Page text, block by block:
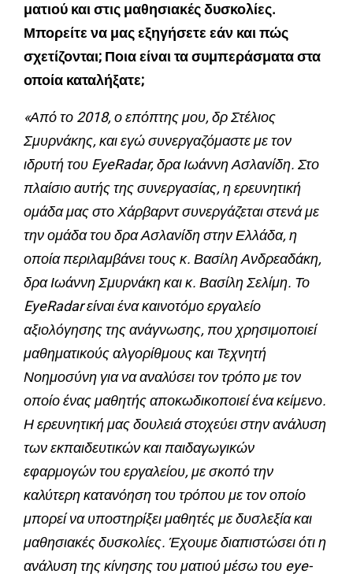
ματιού και στις μαθησιακές δυσκολίες.
Μπορείτε να μας εξηγήσετε εάν και πώς
σχετίζονται; Ποια είναι τα συμπεράσματα στα
οποία καταλήξατε;
«Από το 2018, ο επόπτης μου, δρ Στέλιος
Σμυρνάκης, και εγώ συνεργαζόμαστε με τον
ιδρυτή του EyeRadar, δρα Ιωάννη Ασλανίδη. Στο
πλαίσιο αυτής της συνεργασίας, η ερευνητική
ομάδα μας στο Χάρβαρντ συνεργάζεται στενά με
την ομάδα του δρα Ασλανίδη στην Ελλάδα, η
οποία περιλαμβάνει τους κ. Βασίλη Ανδρεαδάκη,
δρα Ιωάννη Σμυρνάκη και κ. Βασίλη Σελίμη. Το
EyeRadar είναι ένα καινοτόμο εργαλείο
αξιολόγησης της ανάγνωσης, που χρησιμοποιεί
μαθηματικούς αλγορίθμους και Τεχνητή
Νοημοσύνη για να αναλύσει τον τρόπο με τον
οποίο ένας μαθητής αποκωδικοποιεί ένα κείμενο.
Η ερευνητική μας δουλειά στοχεύει στην ανάλυση
των εκπαιδευτικών και παιδαγωγικών
εφαρμογών του εργαλείου, με σκοπό την
καλύτερη κατανόηση του τρόπου με τον οποίο
μπορεί να υποστηρίξει μαθητές με δυσλεξία και
μαθησιακές δυσκολίες. Έχουμε διαπιστώσει ότι η
ανάλυση της κίνησης του ματιού μέσω του eye-